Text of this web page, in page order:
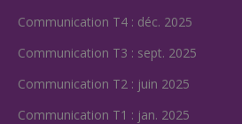
Communication T4 : déc. 2025
Communication T3 : sept. 2025
Communication T2 : juin 2025
Communication T1 : jan. 2025